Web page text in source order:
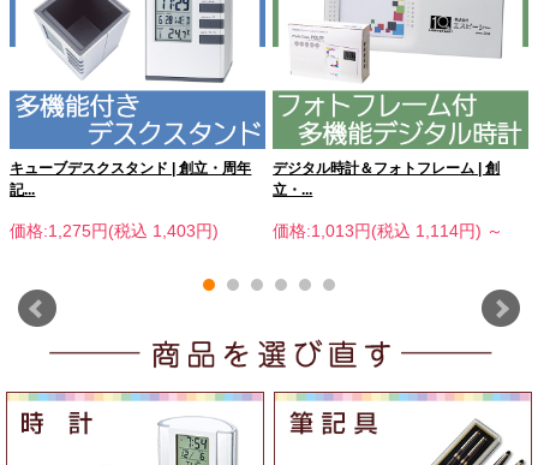
キューブデスクスタンド | 創立・周年
記...
価格:1,275円(税込 1,403円)
デジタル時計＆フォトフレーム | 創
立・...
価格:1,013円(税込 1,114円) ～